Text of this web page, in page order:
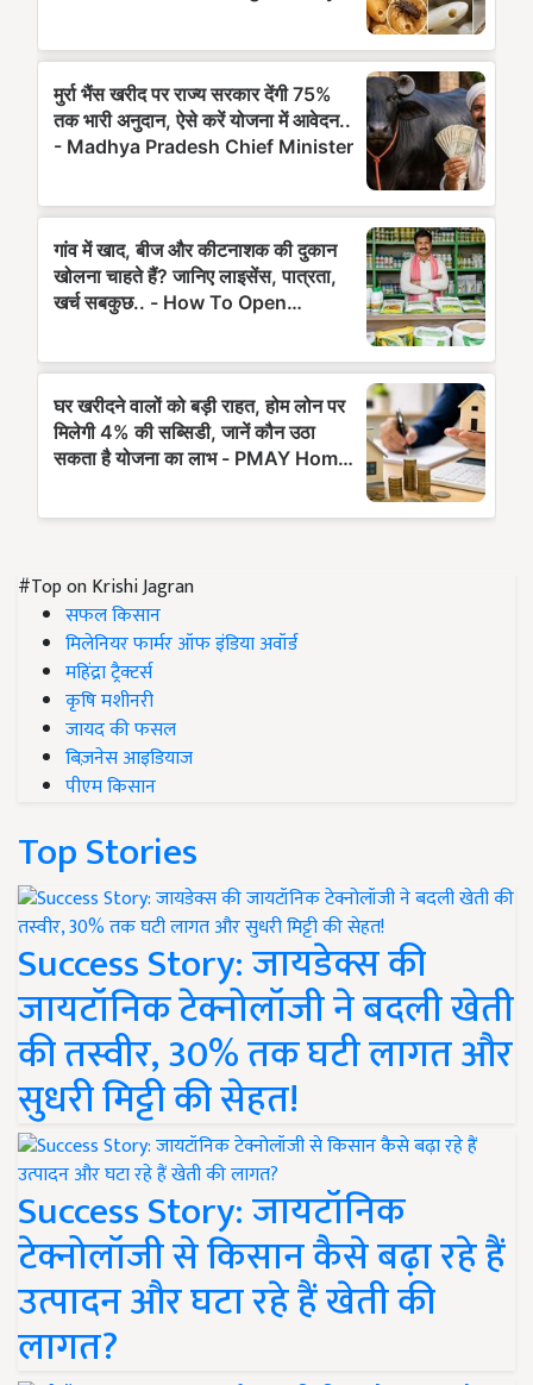
#Top on Krishi Jagran
सफल किसान
मिलेनियर फार्मर ऑफ इंडिया अवॉर्ड
महिंद्रा ट्रैक्टर्स
कृषि मशीनरी
जायद की फसल
बिज़नेस आइडियाज
पीएम किसान
Top Stories
Success Story: जायडेक्स की
जायटॉनिक टेक्नोलॉजी ने बदली खेती
की तस्वीर, 30% तक घटी लागत और
सुधरी मिट्टी की सेहत!
Success Story: जायटॉनिक
टेक्नोलॉजी से किसान कैसे बढ़ा रहे हैं
उत्पादन और घटा रहे हैं खेती की
लागत?